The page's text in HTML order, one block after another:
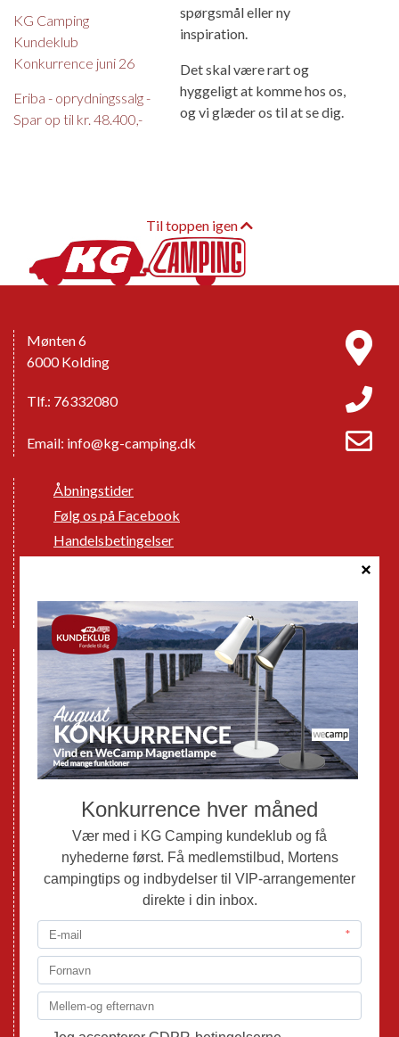
KG Camping
Kundeklub
Konkurrence juni 26
Eriba - oprydningssalg -
Spar op til kr. 48.400,-
spørgsmål eller ny
inspiration.
Det skal være rart og
hyggeligt at komme hos os,
og vi glæder os til at se dig.
Til toppen igen
Mønten 6
6000 Kolding
Tlf.: 76332080
Email: info@kg-camping.dk
Åbningstider
Følg os på Facebook
Handelsbetingelser
GPDR - Optagelse af foto og video
Nye Campingvogne
Nye Autocampere og Vans
Brugte Campingvogne
Brugte Autocampere og Vans
Webshop
Mortens Campingtips
KG Camping Kundeklub
Nyheder
Adria
Adria Autocampere
Eriba
Fendt
Hobby